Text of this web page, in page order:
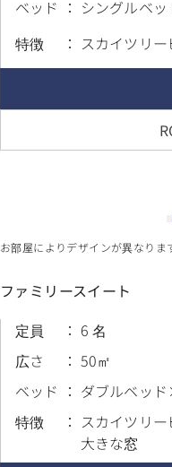
ベッド
シングルベ
特徴
スカイツリ
お部屋によりデザインが異なりま
ファミリースイート
定員
6 名
広さ
50
ベッド
ダブルベッ
特徴
スカイツリ
大きな窓